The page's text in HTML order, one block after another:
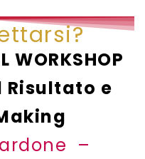
WORKSHOP
Risultato e
–